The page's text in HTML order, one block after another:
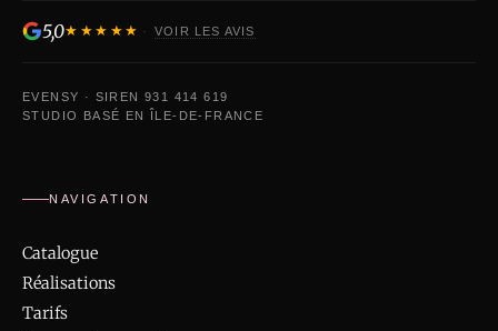
5,0★★★★★ · VOIR LES AVIS
EVENSY · SIREN 931 414 619
STUDIO BASÉ EN ÎLE-DE-FRANCE
NAVIGATION
Catalogue
Réalisations
Tarifs